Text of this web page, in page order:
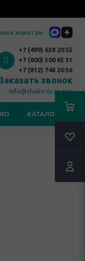
к макетам
+7 (499) 638 20 55
+7 (800) 500 65 31
+7 (812) 748 20 56
звонок
info@shoko-brand.ru
КАТАЛОГИ